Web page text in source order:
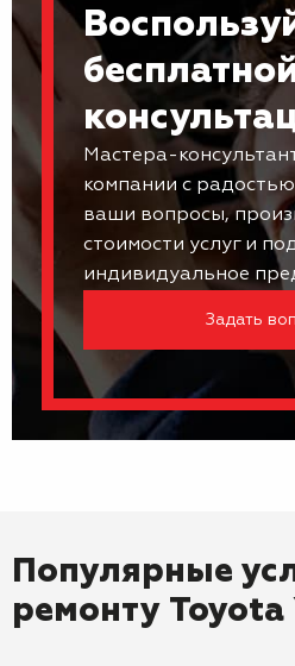
Мастера-
компании с
ваши вопросы,
стоимости услуг и
индивидуальное
Задать
Популярные
ремонту Toyota